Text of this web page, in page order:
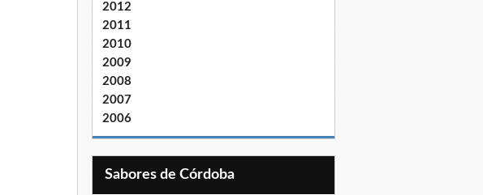
2012
2011
2010
2009
2008
2007
2006
Sabores de Córdoba